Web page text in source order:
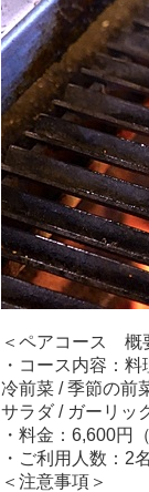
＜ペアコース 概
・コース内容：料
冷前菜 / 季節の前
サラダ / ガーリッ
・料金：6,600円
・ご利用人数：2
＜注意事項＞